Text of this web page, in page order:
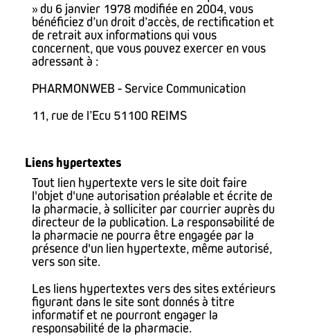
» du 6 janvier 1978 modifiée en 2004, vous
bénéficiez d’un droit d’accès, de rectification et
de retrait aux informations qui vous
concernent, que vous pouvez exercer en vous
adressant à :
PHARMONWEB - Service Communication
11, rue de l’Ecu 51100 REIMS
Liens hypertextes
Tout lien hypertexte vers le site doit faire
l'objet d'une autorisation préalable et écrite de
la pharmacie, à solliciter par courrier auprès du
directeur de la publication. La responsabilité de
la pharmacie ne pourra être engagée par la
présence d'un lien hypertexte, même autorisé,
vers son site.
Les liens hypertextes vers des sites extérieurs
figurant dans le site sont donnés à titre
informatif et ne pourront engager la
responsabilité de la pharmacie.